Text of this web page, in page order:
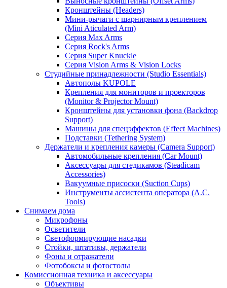
Кронштейны (Headers)
Мини-рычаги с шарнирным креплением
(Mini Aticulated Arm)
Серия Max Arms
Серия Rock's Arms
Серия Super Knuckle
Серия Vision Arms & Vision Locks
Студийные принадлежности (Studio Essentials)
Автополы KUPOLE
Крепления для мониторов и проекторов
(Monitor & Projector Mount)
Кронштейны для установки фона (Backdrop
Support)
Машины для спецэффектов (Effect Machines)
Подставки (Tethering System)
Держатели и крепления камеры (Camera Support)
Автомобильные крепления (Car Mount)
Аксессуары для стедикамов (Steadicam
Accessories)
Вакуумные присоски (Suction Cups)
Инструменты ассистента оператора (A.C.
Tools)
Снимаем дома
Микрофоны
Осветители
Светоформирующие насадки
Стойки, штативы, держатели
Фоны и отражатели
Фотобоксы и фотостолы
Комиссионная техника и аксессуары
Объективы